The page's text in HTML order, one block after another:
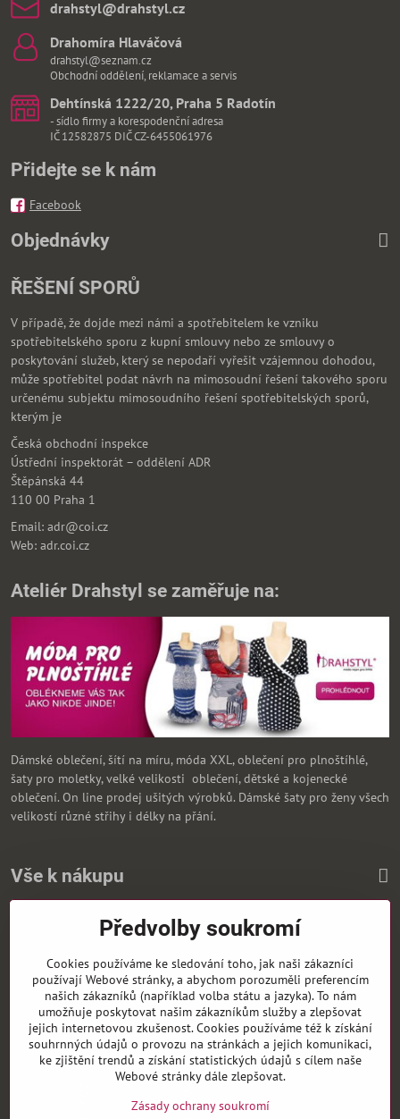
drahstyl​@drahstyl​.cz
Drahomíra Hlaváčová
drahstyl@seznam.cz
Obchodní oddělení, reklamace a servis
Dehtínská 1222/20, Praha 5 Radotín
- sídlo firmy a korespodenční adresa
IČ 12582875 DIČ CZ-6455061976
Přidejte se k nám
Facebook
Objednávky
ŘEŠENÍ SPORŮ
V případě, že dojde mezi námi a spotřebitelem ke vzniku
spotřebitelského sporu z kupní smlouvy nebo ze smlouvy o
poskytování služeb, který se nepodaří vyřešit vzájemnou dohodou,
může spotřebitel podat návrh na mimosoudní řešení takového sporu
určenému subjektu mimosoudního řešení spotřebitelských sporů,
kterým je
Česká obchodní inspekce
Ústřední inspektorát – oddělení ADR
Štěpánská 44
110 00 Praha 1
Email: adr@coi.cz
Web: adr.coi.cz
Ateliér Drahstyl se zaměřuje na:
Dámské oblečení, šítí na míru, móda XXL, oblečení pro plnoštíhlé,
šaty pro moletky, velké velikosti oblečení, dětské a kojenecké
oblečení. On line prodej ušitých výrobků. Dámské šaty pro ženy všech
velikostí různé střihy i délky na přání.
Vše k nákupu
Zasíláme i na SlovenskoPředvolby soukromí
Cookies používáme ke sledování toho, jak naši zákazníci
používají Webové stránky, a abychom porozuměli preferencím
našich zákazníků (například volba státu a jazyka). To nám
umožňuje poskytovat našim zákazníkům služby a zlepšovat
jejich internetovou zkušenost. Cookies používáme též k získání
souhrnných údajů o provozu na stránkách a jejich komunikaci,
ke zjištění trendů a získání statistických údajů s cílem naše
Webové stránky dále zlepšovat.
Zásady ochrany soukromí